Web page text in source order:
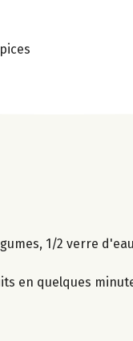
1/2 verre
en quelques